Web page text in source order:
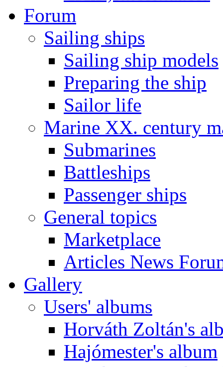
Forum
Sailing ships
Sailing ship models
Preparing the ship
Sailor life
Marine XX. century
Submarines
Battleships
Passenger ships
General topics
Marketplace
Articles News
Gallery
Users' albums
Horváth Zoltán's
Hajómester's album